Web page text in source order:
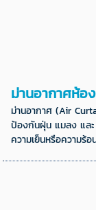
ม่านอากาศห้อ
ม่านอากาศ (Air
ป้องกันฝุ่น แมลง และ
ความเย็นหรือความร้